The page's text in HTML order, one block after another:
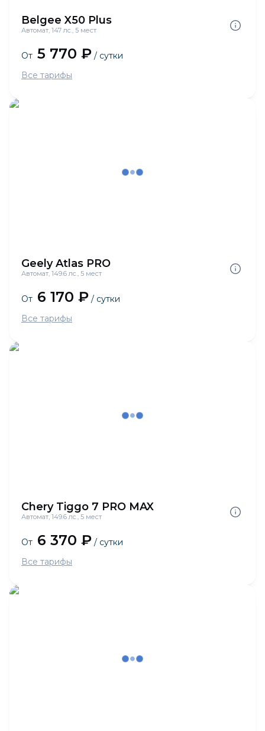
Belgee X50 Plus
Автомат, 147 лс., 5 мест
От 5 770 ₽ / сутки
Все тарифы
Geely Atlas PRO
Автомат, 149.6 лс., 5 мест
От 6 170 ₽ / сутки
Все тарифы
Chery Tiggo 7 PRO MAX
Автомат, 149.6 лс., 5 мест
От 6 370 ₽ / сутки
Все тарифы